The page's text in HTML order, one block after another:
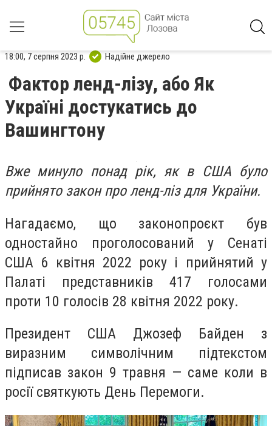
18:00, 7 серпня 2023 р. Надійне джерело
Фактор ленд-лізу, або Як
Україні достукатись до
Вашингтону
Вже минуло понад рік, як в США було
прийнято закон про ленд-ліз для України.
Нагадаємо, що законопроєкт був
одностайно проголосований у Сенаті
США 6 квітня 2022 року і прийнятий у
Палаті представників 417 голосами
проти 10 голосів 28 квітня 2022 року.
Президент США Джозеф Байден з
виразним символічним підтекстом
підписав закон 9 травня — саме коли в
росії святкують День Перемоги.